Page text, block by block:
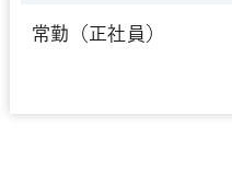
常勤（正社員）